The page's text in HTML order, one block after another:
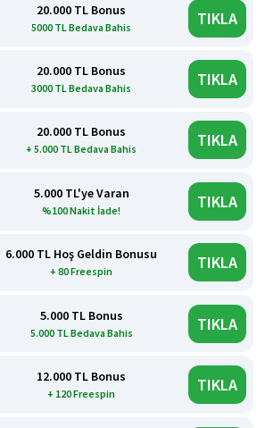
20.000 TL Bonus
5000 TL Bedava Bahis TIKLA
20.000 TL Bonus
3000 TL Bedava Bahis TIKLA
20.000 TL Bonus
+ 5.000 TL Bedava Bahis TIKLA
5.000 TL'ye Varan
%100 Nakit İade! TIKLA
6.000 TL Hoş Geldin Bonusu
+ 80 Freespin TIKLA
5.000 TL Bonus
5.000 TL Bedava Bahis TIKLA
12.000 TL Bonus
+ 120 Freespin TIKLA